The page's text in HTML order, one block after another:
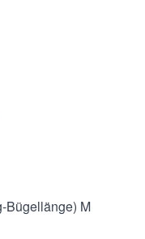
Bügellänge) M